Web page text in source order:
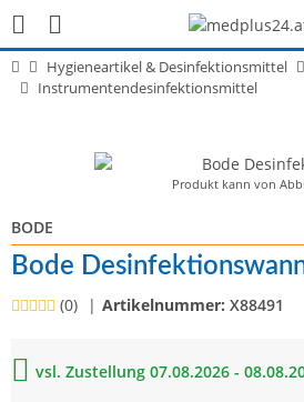
Hygieneartikel & Desinfektionsmittel
Instrumentendesinfektionsmittel
Produkt kann von
BODE
Bode
(0) Artikelnummer: X88491
vsl. Zustellung 07.08.2026 -